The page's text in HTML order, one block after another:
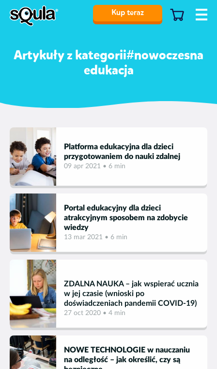
Kup teraz
Artykuły z kategorii#nowoczesna
edukacja
Platforma edukacyjna dla dzieci
przygotowaniem do nauki zdalnej
09 apr 2021 • 6 min
Portal edukacyjny dla dzieci
atrakcyjnym sposobem na zdobycie
wiedzy
13 mar 2021 • 6 min
ZDALNA NAUKA – jak wspierać ucznia
w jej czasie (wnioski po
doświadczeniach pandemii COVID-19)
27 oct 2020 • 4 min
NOWE TECHNOLOGIE w nauczaniu
na odległość – jak określić, czy są